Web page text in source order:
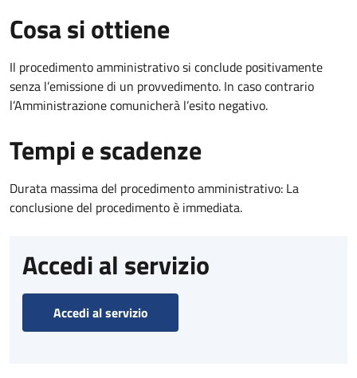
Cosa si ottiene
Il procedimento amministrativo si conclude positivamente
senza l’emissione di un provvedimento. In caso contrario
l’Amministrazione comunicherà l’esito negativo.
Tempi e scadenze
Durata massima del procedimento amministrativo: La
conclusione del procedimento è immediata.
Accedi al servizio
Accedi al servizio